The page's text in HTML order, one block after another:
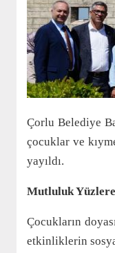
Çorlu Belediye
çocuklar ve
yayıldı.
Mutluluk Yüzlere
Çocukların
etkinliklerin